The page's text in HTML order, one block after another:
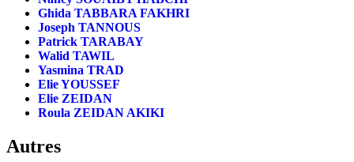
Ghida TABBARA FAKHRI
Joseph TANNOUS
Patrick TARABAY
Walid TAWIL
Yasmina TRAD
Elie YOUSSEF
Elie ZEIDAN
Roula ZEIDAN AKIKI
Autres